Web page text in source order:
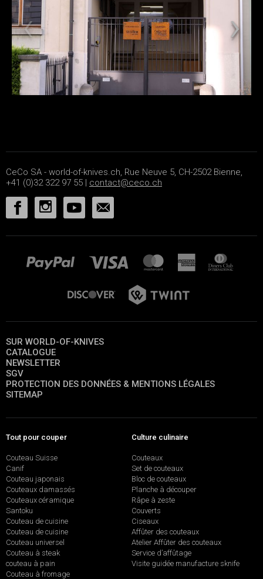
CeCo SA - world-of-knives.ch, Rue Neuve 5, CH-2502 Bienne,
+41 (0)32 322 97 55 | contact@ceco.ch
SUR WORLD-OF-KNIVES
CATALOGUE
NEWSLETTER
SGV
PROTECTION DES DONNÉES & MENTIONS LÉGALES
SITEMAP
Tout pour couper
Couteau Suisse
Canif
Couteau japonais
Couteaux damassés
Couteaux céramique
Santoku
Couteau de cuisine
Couteau de cuisine
Couteau universel
Couteau à steak
couteau à pain
Couteau à fromage
Culture culinaire
Couteaux
Set de couteaux
Bloc de couteaux
Planche à découper
Râpe à zeste
Couverts
Ciseaux
Affûter des couteaux
Atelier Affûter des couteaux
Service d’affûtage
Visite guidée manufacture sknife